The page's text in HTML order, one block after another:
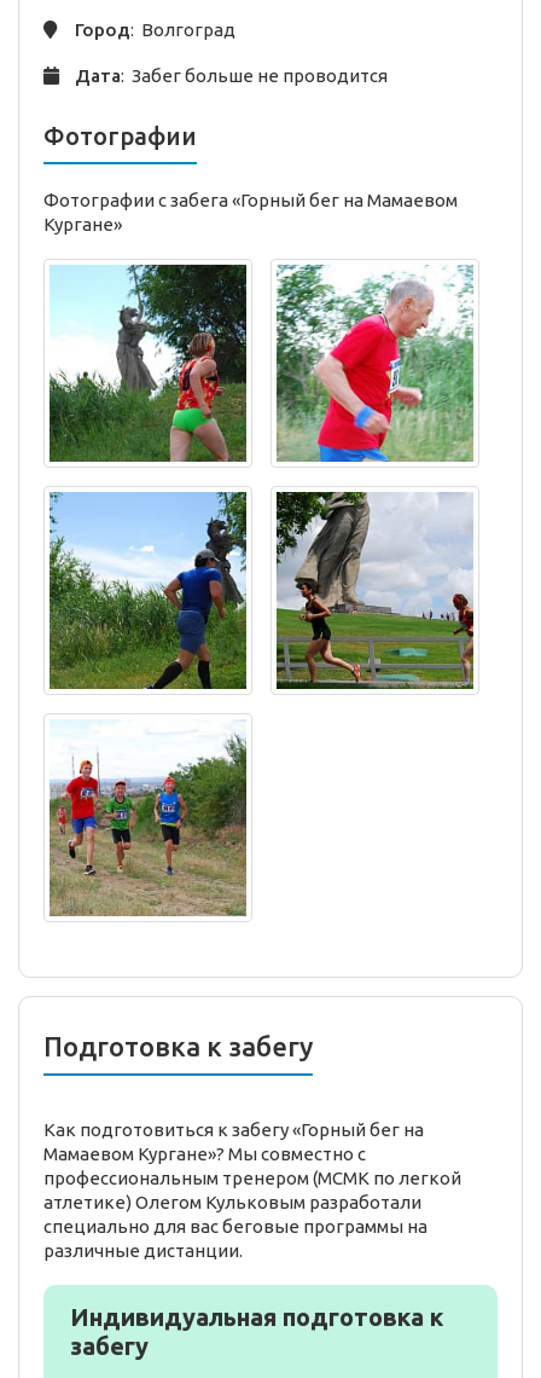
Город: Волгоград
Дата: Забег больше не проводится
Фотографии
Фотографии с забега «Горный бег на Мамаевом
Кургане»
Подготовка к забегу
Как подготовиться к забегу «Горный бег на
Мамаевом Кургане»? Мы совместно с
профессиональным тренером (МСМК по легкой
атлетике) Олегом Кульковым разработали
специально для вас беговые программы на
различные дистанции.
Индивидуальная подготовка к
забегу